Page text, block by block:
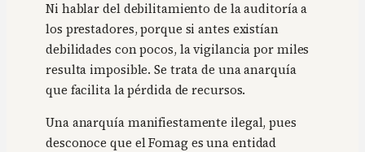
Ni hablar del debilitamiento de la auditoría a
los prestadores, porque si antes existían
debilidades con pocos, la vigilancia por miles
resulta imposible. Se trata de una anarquía
que facilita la pérdida de recursos.
Una anarquía manifiestamente ilegal, pues
desconoce que el Fomag es una entidad